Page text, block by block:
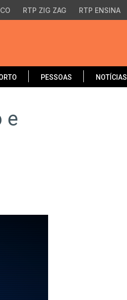
RTP ZIG ZAG RTP ENSINA
PESSOAS NOTÍCIAS
e